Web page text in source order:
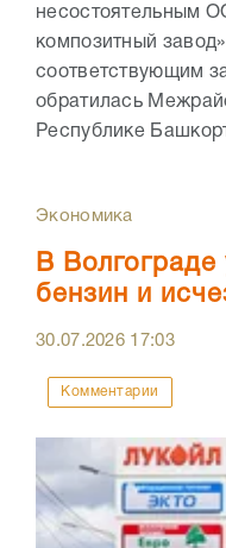
несостоятельным
композитный
соответствующим
обратилась
Республике
Экономика
В
бензин и
30.07.2026 17:03
Комментарии